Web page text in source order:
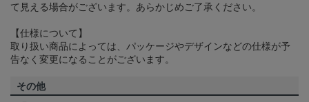
て見える場合がございます。あらかじめご了承ください。
【仕様について】
取り扱い商品によっては、パッケージやデザインなどの仕様が予
告なく変更になることがございます。
その他